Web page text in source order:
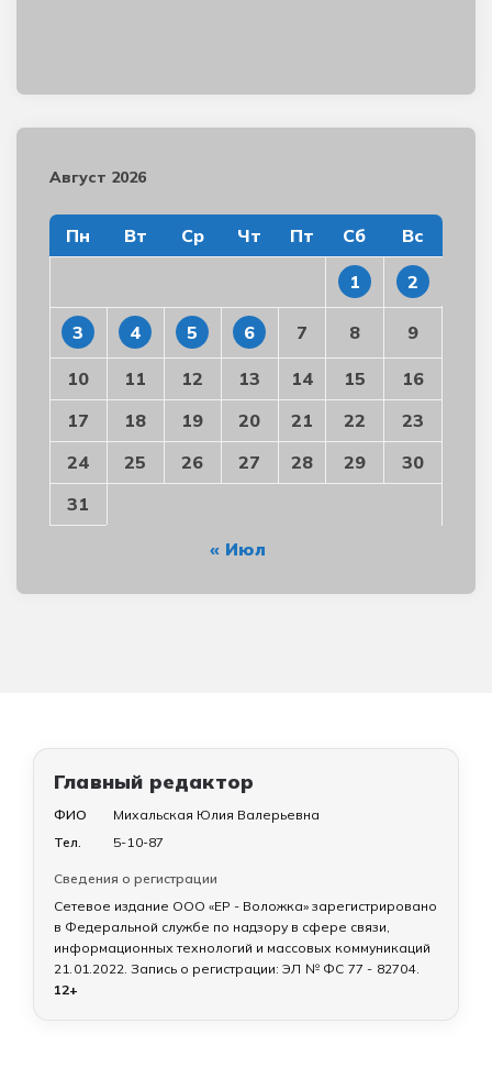
Август 2026
Пн Вт Ср Чт Пт Сб Вс
1 2
3 4 5 6 7 8 9
10 11 12 13 14 15
16
17
18 19 20 21 22
23
24
25 26 27 28 29
30
31
« Июл
Главный редактор
ФИО
Михальская Юлия Валерьевна
Тел.
5-10-87
Сведения о регистрации
Сетевое издание ООО «ЕР - Воложка» зарегистрировано
в Федеральной службе по надзору в сфере связи,
информационных технологий и массовых коммуникаций
21.01.2022. Запись о регистрации: ЭЛ № ФС 77 - 82704.
12+